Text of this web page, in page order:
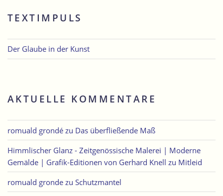
TEXTIMPULS
Der Glaube in der Kunst
AKTUELLE KOMMENTARE
romuald grondé zu Das überfließende Maß
Himmlischer Glanz - Zeitgenössische Malerei | Moderne
Gemälde | Grafik-Editionen von Gerhard Knell zu Mitleid
romuald gronde zu Schutzmantel